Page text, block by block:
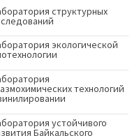
структурных
экологической
технологий
устойчивого
Байкальского